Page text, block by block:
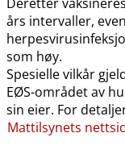
års intervaller,
som høy.
Spesielle vilkår
EØS-området av
sin eier. For
Mattilsynets